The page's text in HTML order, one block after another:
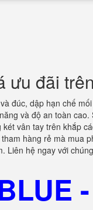
ưu đãi
đúc, dập hạn chế
và độ an toàn cao.
vân tay trên khắp
hàng rẻ mà mua
Liên hệ ngay với